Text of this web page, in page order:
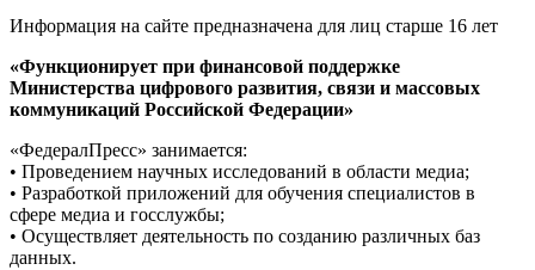
Информация на сайте предназначена для лиц старше 16 лет
«Функционирует при финансовой поддержке
Министерства цифрового развития, связи и массовых
коммуникаций Российской Федерации»
«ФедералПресс» занимается:
• Проведением научных исследований в области медиа;
• Разработкой приложений для обучения специалистов в
сфере медиа и госслужбы;
• Осуществляет деятельность по созданию различных баз
данных.